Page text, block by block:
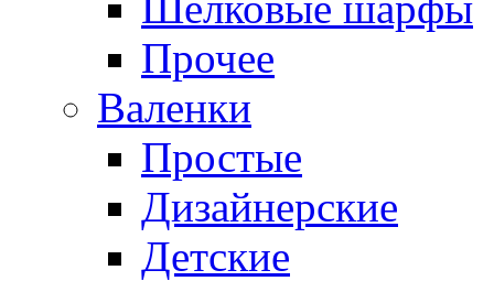
Прочее
Валенки
Простые
Дизайнерские
Детские